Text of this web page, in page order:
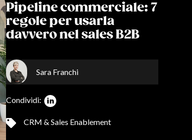
Pipeline commerciale: 7
regole per usarla
davvero nel sales B2B
Sara Franchi
Condividi:
CRM & Sales Enablement